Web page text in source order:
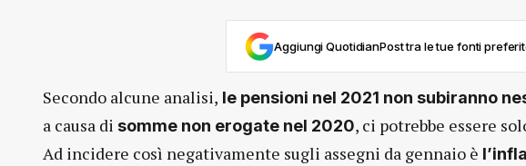
Aggiungi QuotidianPost tra le tue fonti
Secondo alcune analisi, le pensioni nel 2021 non subiranno
a causa di somme non erogate nel 2020, ci potrebbe essere
Ad incidere così negativamente sugli assegni da gennaio è